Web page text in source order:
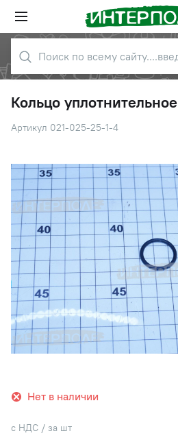
Кольцо уплотнительное
Артикул 021-025-25-1-4
Нет в наличии
с НДС / за шт